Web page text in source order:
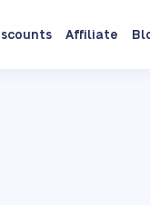
Affiliate